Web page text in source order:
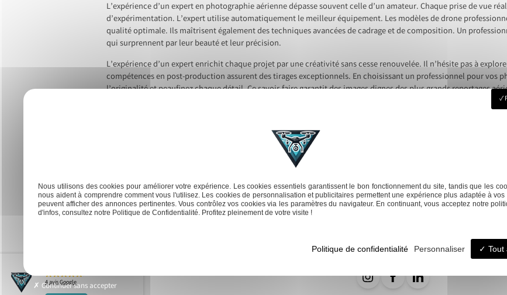
L’expérience d’un expert en photographie aérienne dépasse souvent celle d’un amateur. Chaque prise de vue
d’expérimentation. L’expert utilise automatiquement le meilleur équipement. Les modèles de drone
qualité optimale. Ils maîtrisent également des techniques avancées de cadrage et de composition. Un
qui surprennent par leur beauté et leur précision.
L’expérience d’un expert enrichit chaque projet par une créativité sans cesse renouvelée. Il n’hésite pas à
compétences en post-production assurent des tirages exceptionnels. En choisissant un professionnel pour vos
l’originalité et peaufinez chaque détail. Ce savoir-faire garantit des images dignes des plus grands reportages
l’article
Accueil Immobilier
Vue
Aérienne
Événementiels
Suivi de
/ 5
4 avis Google
Nous utilisons des cookies pour améliorer votre expérience. Les cookies essentiels garantissent le bon fonctionnement du site, tandis que les
nous aident à comprendre comment vous l'utilisez. Les cookies de personnalisation et publicitaires permettent une expérience plus adaptée à vos
peuvent afficher des annonces pertinentes. Vous contrôlez vos cookies via les paramètres du navigateur. En continuant, vous acceptez notre
d'infos, consultez notre Politique de Confidentialité. Profitez pleinement de votre visite !
Tout
Personnaliser
Politique de confidentialité
Continuer sans accepter